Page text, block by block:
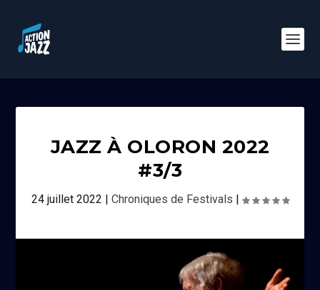
JAZZ À OLORON 2022
#3/3
24 juillet 2022 | Chroniques de Festivals |